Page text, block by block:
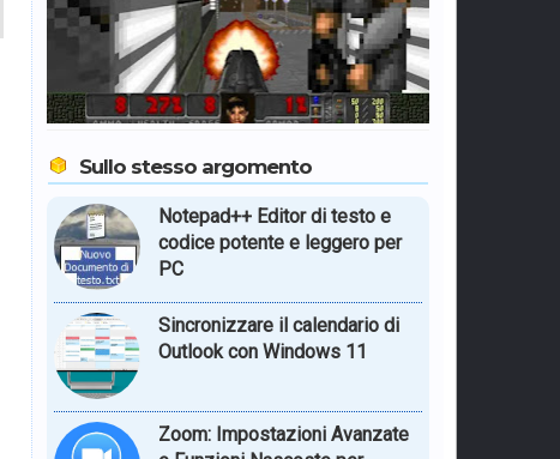
Sullo stesso argomento
Notepad++ Editor di testo e
codice potente e leggero per
PC
Sincronizzare il calendario di
Outlook con Windows 11
Zoom: Impostazioni Avanzate